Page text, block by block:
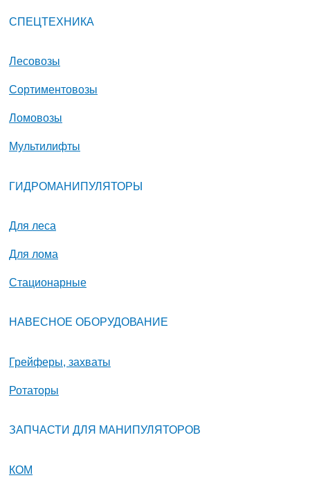
СПЕЦТЕХНИКА
Лесовозы
Сортиментовозы
Ломовозы
Мультилифты
ГИДРОМАНИПУЛЯТОРЫ
Для леса
Для лома
Стационарные
НАВЕСНОЕ ОБОРУДОВАНИЕ
Грейферы, захваты
Ротаторы
ЗАПЧАСТИ ДЛЯ МАНИПУЛЯТОРОВ
КОМ